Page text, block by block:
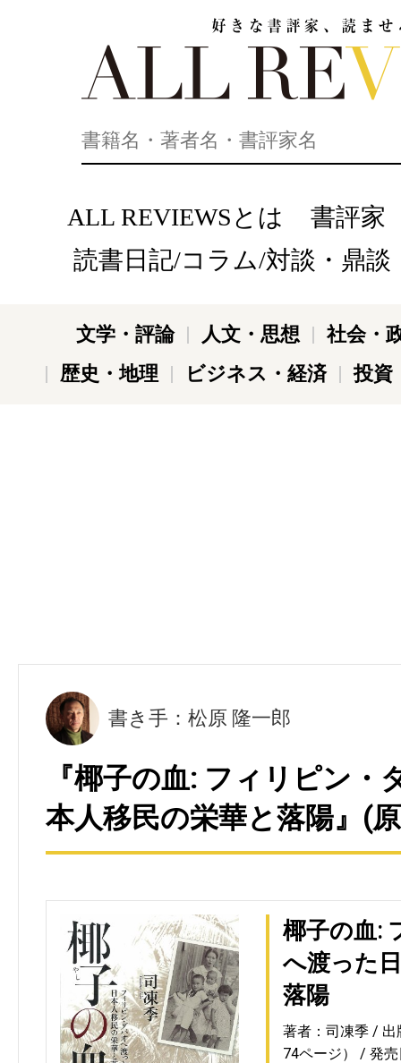
ALL REVIEWSとは
書評家
読書日記/コラム/対談・鼎談
文学・評論 人文・思想
社会・
歴史・地理
ビジネス・経済 投資
書き手：松原 隆一郎
『椰子の血: フィリピン・
本人移民の栄華と落陽』(
椰子の血:
へ渡った
落陽
著者：司凍季
出
74ページ）
発